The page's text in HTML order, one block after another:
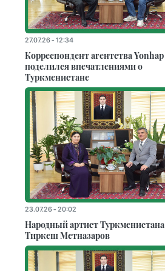
27.07.26 - 12:34
Корреспондент агентства Yonhap
поделился впечатлениями о
Туркменистане
23.07.26 - 20:02
Народный артист Туркменистана
Тиркеш Мeтназаров